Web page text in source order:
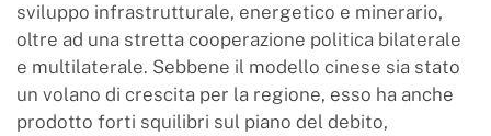
sviluppo infrastrutturale, energetico e minerario,
oltre ad una stretta cooperazione politica bilaterale
e multilaterale. Sebbene il modello cinese sia stato
un volano di crescita per la regione, esso ha anche
prodotto forti squilibri sul piano del debito,